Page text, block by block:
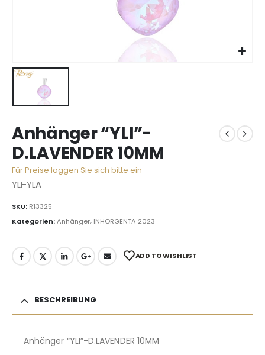
Anhänger “YLI”-
D.LAVENDER 10MM
Für Preise loggen Sie sich bitte ein
YLI-YLA
SKU: R13325
Kategorien:Anhänger, INHORGENTA 2023
ADD TO WISHLIST
BESCHREIBUNG
Anhänger “YLI”-D.LAVENDER 10MM